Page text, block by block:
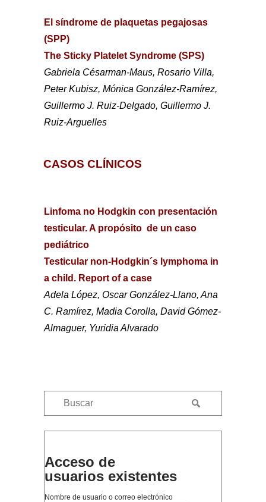
El síndrome de plaquetas pegajosas
(SPP)
The Sticky Platelet Syndrome (SPS)
Gabriela Césarman-Maus, Rosario Villa,
Peter Kubisz, Mónica González-Ramírez,
Guillermo J. Ruiz-Delgado, Guillermo J.
Ruiz-Arguelles
CASOS CLÍNICOS
Linfoma no Hodgkin con presentación
testicular. A propósito de un caso
pediátrico
Testicular non-Hodgkin´s lymphoma in
a child. Report of a case
Adela López, Oscar González-Llano, Ana
C. Ramírez, Madia Corolla, David Gómez-
Almaguer, Yuridia Alvarado
Acceso de
usuarios existentes
Nombre de usuario o correo electrónico